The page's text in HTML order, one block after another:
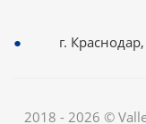
г.
2018 - 2026 ©